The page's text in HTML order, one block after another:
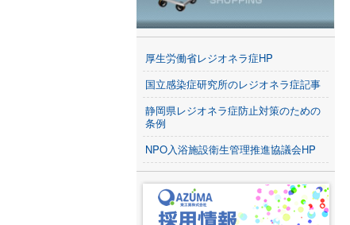
厚生労働省レジオネラ症HP
国立感染症研究所のレジオネラ症記事
静岡県レジオネラ症防止対策のための
条例
NPO入浴施設衛生管理推進協議会HP